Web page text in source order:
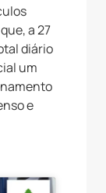
a 27
diário
um
e